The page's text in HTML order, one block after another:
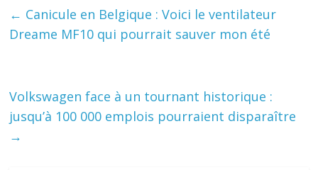
← Canicule en Belgique : Voici le ventilateur
Dreame MF10 qui pourrait sauver mon été
Volkswagen face à un tournant historique :
jusqu’à 100 000 emplois pourraient disparaître
→